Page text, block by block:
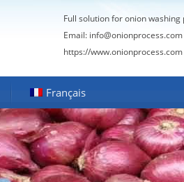
Full solution for onion
Email: info@onionprocess.com
https://www.onionprocess.com
Français